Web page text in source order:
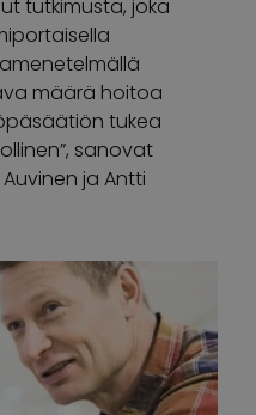
tutkimusta, joka
määrä hoitoa
tukea
sanovat
ja Antti